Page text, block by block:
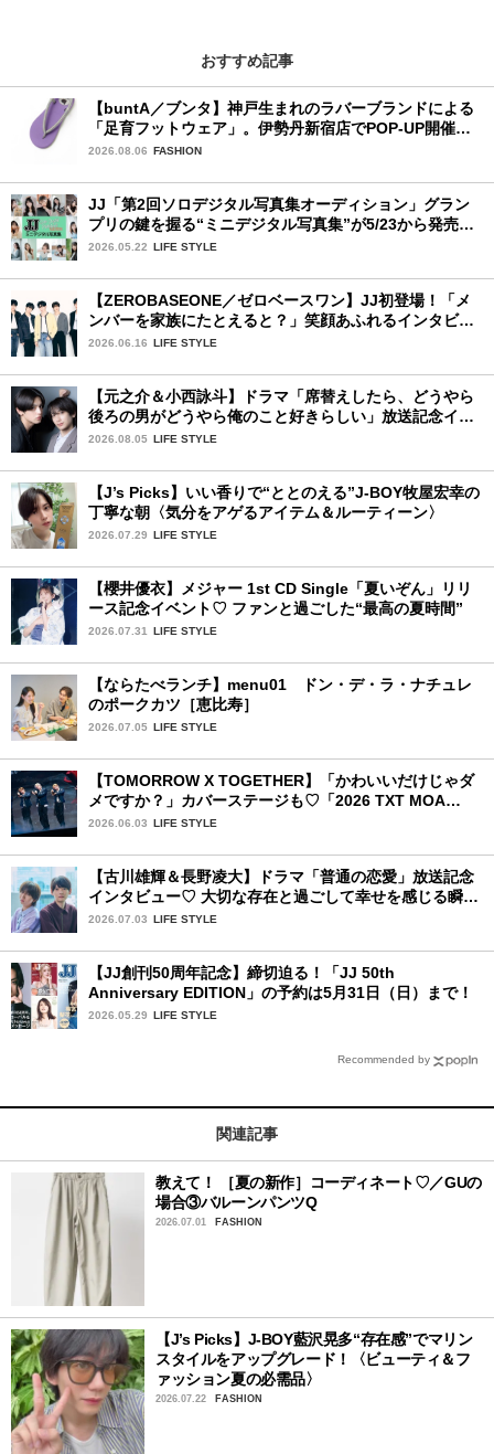
おすすめ記事
【buntA／ブンタ】神戸生まれのラバーブランドによる
「足育フットウェア」。伊勢丹新宿店でPOP-UP開催
中！
2026.08.06 FASHION
JJ「第2回ソロデジタル写真集オーディション」グラン
プリの鍵を握る“ミニデジタル写真集”が5/23から発売！
ファイナリストの個性あふれる18冊
2026.05.22 LIFE STYLE
【ZEROBASEONE／ゼロベースワン】JJ初登場！「メ
ンバーを家族にたとえると？」笑顔あふれるインタビュ
ー♡
2026.06.16 LIFE STYLE
【元之介＆小西詠斗】ドラマ「席替えしたら、どうやら
後ろの男がどうやら俺のこと好きらしい」放送記念イン
タビュー♡ 「自然と詠斗くんが可愛く見えたんです」
2026.08.05 LIFE STYLE
【J’s Picks】いい香りで“ととのえる”J-BOY牧屋宏幸の
丁寧な朝〈気分をアゲるアイテム＆ルーティーン〉
2026.07.29 LIFE STYLE
【櫻井優衣】メジャー 1st CD Single「夏いぞん」リリ
ース記念イベント♡ ファンと過ごした“最高の夏時間”
2026.07.31 LIFE STYLE
【ならたべランチ】menu01 ドン・デ・ラ・ナチュレ
のポークカツ［恵比寿］
2026.07.05 LIFE STYLE
【TOMORROW X TOGETHER】「かわいいだけじゃダ
メですか？」カバーステージも♡「2026 TXT MOA
CON IN JAPAN」千葉公演2日目を詳細レポ【後編】
2026.06.03 LIFE STYLE
【古川雄輝＆長野凌大】ドラマ「普通の恋愛」放送記念
インタビュー♡ 大切な存在と過ごして幸せを感じる瞬間
は？
2026.07.03 LIFE STYLE
【JJ創刊50周年記念】締切迫る！「JJ 50th
Anniversary EDITION」の予約は5月31日（日）まで！
2026.05.29 LIFE STYLE
Recommended by
関連記事
教えて！ ［夏の新作］コーディネート♡／GUの
場合③バルーンパンツQ
2026.07.01 FASHION
【J’s Picks】J-BOY藍沢晃多“存在感”でマリン
スタイルをアップグレード！〈ビューティ＆フ
ァッション夏の必需品〉
2026.07.22 FASHION